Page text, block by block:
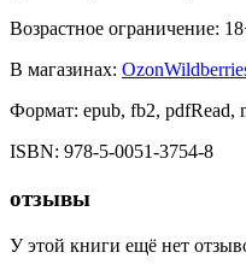
Возрастное ограничение: 18
В магазинах: Ozon
Формат: epub, fb2, pdfRead,
ISBN: 978-5-0051-3754-8
отзывы
У этой книги ещё нет